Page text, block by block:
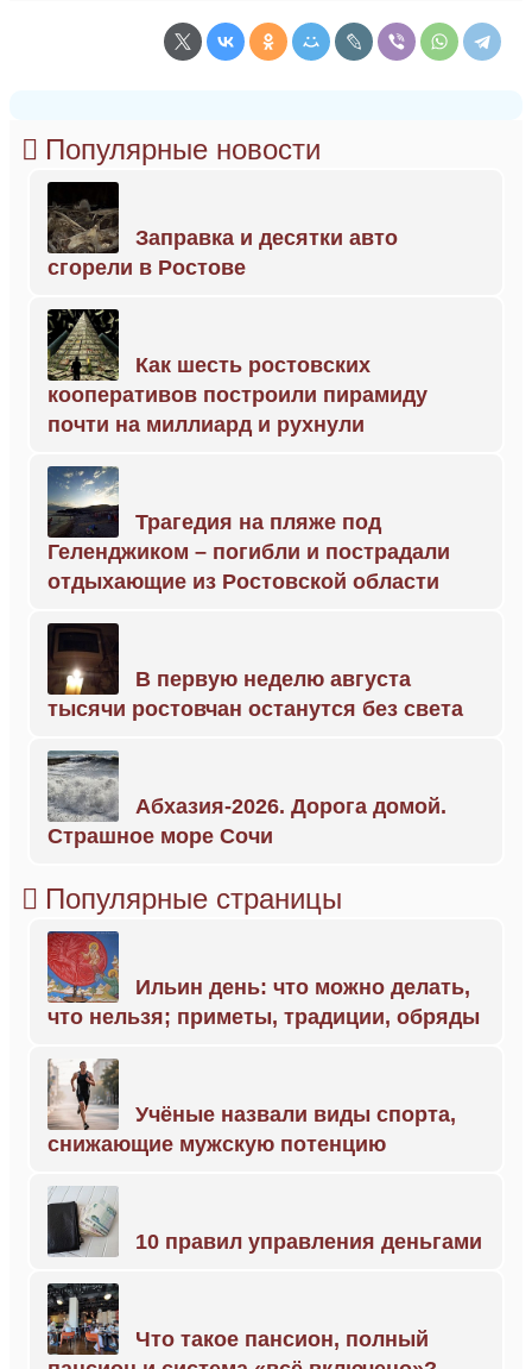
Популярные новости
Заправка и десятки авто
сгорели в Ростове
Как шесть ростовских
кооперативов построили пирамиду
почти на миллиард и рухнули
Трагедия на пляже под
Геленджиком – погибли и пострадали
отдыхающие из Ростовской области
В первую неделю августа
тысячи ростовчан останутся без света
Абхазия-2026. Дорога домой.
Страшное море Сочи
Популярные страницы
Ильин день: что можно делать,
что нельзя; приметы, традиции, обряды
Учёные назвали виды спорта,
снижающие мужскую потенцию
10 правил управления деньгами
Что такое пансион, полный